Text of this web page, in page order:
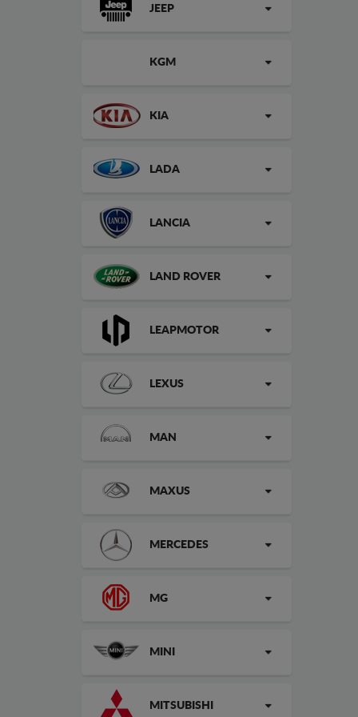
JEEP
KGM
KIA
LADA
LANCIA
LAND ROVER
LEAPMOTOR
LEXUS
MAN
MAXUS
MERCEDES
MG
MINI
MITSUBISHI